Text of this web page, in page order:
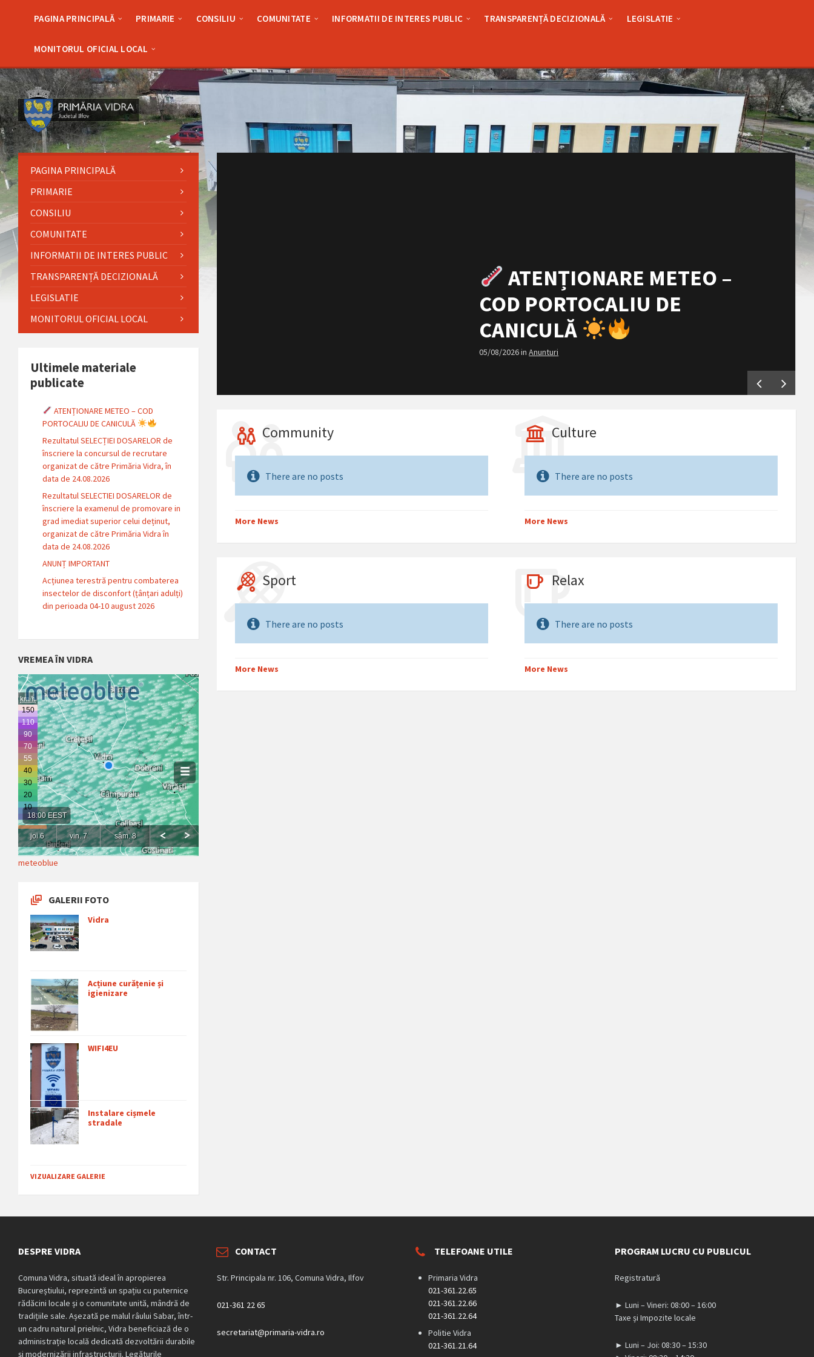
PAGINA PRINCIPALĂ PRIMARIE CONSILIU COMUNITATE INFORMATII DE INTERES PUBLIC TRANSPARENȚĂ DECIZIONALĂ LEGISLATIE
MONITORUL OFICIAL LOCAL
More
ATENȚIONARE METEO –
COD PORTOCALIU DE
CANICULĂ
05/08/2026inAnunturi
Community
There are no posts
More News
Culture
There are no posts
More News
Sport
There are no posts
More News
Relax
There are no posts
More News
PAGINA PRINCIPALĂ
PRIMARIE
CONSILIU
COMUNITATE
INFORMATII DE INTERES PUBLIC
TRANSPARENȚĂ DECIZIONALĂ
LEGISLATIE
MONITORUL OFICIAL LOCAL
Ultimele materiale
publicate
ATENȚIONARE METEO – COD
PORTOCALIU DE CANICULĂ
Rezultatul SELECȚIEI DOSARELOR de
înscriere la concursul de recrutare
organizat de către Primăria Vidra, în
data de 24.08.2026
Rezultatul SELECTIEI DOSARELOR de
înscriere la examenul de promovare in
grad imediat superior celui deținut,
organizat de către Primăria Vidra în
data de 24.08.2026
ANUNȚ IMPORTANT
Acțiunea terestră pentru combaterea
insectelor de disconfort (țânțari adulți)
din perioada 04-10 august 2026
VREMEA ÎN VIDRA
meteoblue
GALERII FOTO
Vidra
Acțiune curățenie și
igienizare
WIFI4EU
Instalare cișmele
stradale
VIZUALIZARE GALERIE
DESPRE VIDRA
Comuna Vidra, situată ideal în apropierea
Bucureștiului, reprezintă un spațiu cu puternice
rădăcini locale și o comunitate unită, mândră de
tradițiile sale. Așezată pe malul râului Sabar, într-
un cadru natural prielnic, Vidra beneficiază de o
administrație locală dedicată dezvoltării durabile
și modernizării infrastructurii. Legăturile
CONTACT
Str. Principala nr. 106, Comuna Vidra, Ilfov
021-361 22 65
secretariat@primaria-vidra.ro
TELEFOANE UTILE
Primaria Vidra
021-361.22.65
021-361.22.66
021-361.22.64
Politie Vidra
021-361.21.64
PROGRAM LUCRU CU PUBLICUL
Registratură
► Luni – Vineri: 08:00 – 16:00
Taxe și Impozite locale
► Luni – Joi: 08:30 – 15:30